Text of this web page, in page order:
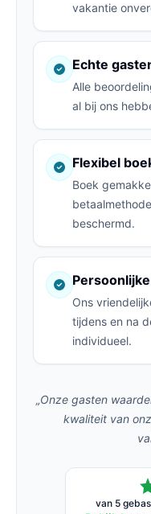
vakantie
Echte
Alle
al bij ons
Flexibel
Boek
beschermd.
Ons
tijdens en na
individueel.
„Onze gasten
kwaliteit van
van 5